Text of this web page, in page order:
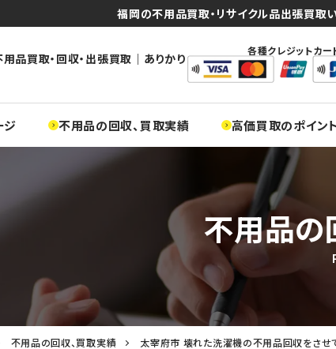
福岡の不用品買取・リサイクル品出張買取
品買取・回収・出張買取｜ありかり
各種クレジットカー
ジ 不用品の回収、買取実績 高価買取のポイント
不用品の
不用品の回収、買取実績 太宰府市 壊れた洗濯機の不用品回収をさせ